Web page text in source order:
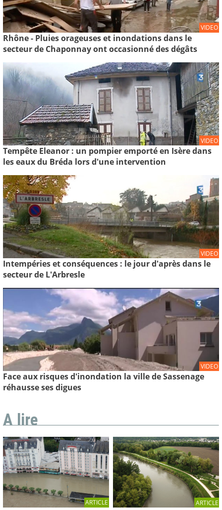
VIDEO
Rhône - Pluies orageuses et inondations dans le
secteur de Chaponnay ont occasionné des dégâts
VIDEO
Tempête Eleanor : un pompier emporté en Isère dans
les eaux du Bréda lors d'une intervention
VIDEO
Intempéries et conséquences : le jour d'après dans le
secteur de L'Arbresle
VIDEO
Face aux risques d'inondation la ville de Sassenage
réhausse ses digues
A lire
ARTICLE ARTICLE